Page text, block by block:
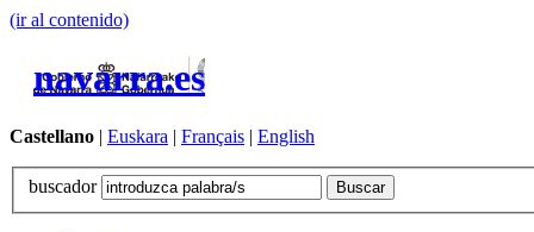
(ir al contenido)
navarra.es
Castellano | Euskara | Français | English
buscador